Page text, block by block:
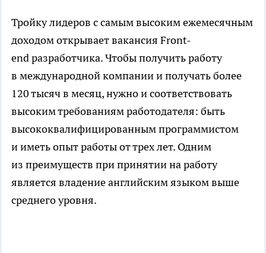
Тройку лидеров с самым высоким ежемесячным
доходом открывает вакансия Front-
end разработчика. Чтобы получить работу
в международной компании и получать более
120 тысяч в месяц, нужно и соответствовать
высоким требованиям работодателя: быть
высококвалифицированным программистом
и иметь опыт работы от трех лет. Одним
из преимуществ при принятии на работу
является владение английским языком выше
среднего уровня.